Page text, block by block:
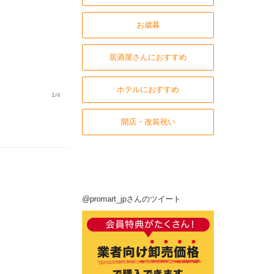
1/4
お歳暮
居酒屋さんにおすすめ
ホテルにおすすめ
開店・改装祝い
@promart_jpさんのツイート